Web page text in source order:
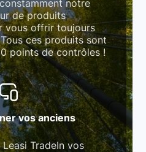
notre
de produits
vous offrir toujours
ces produits sont
points de contrôles !
vos anciens
TradeIn vos